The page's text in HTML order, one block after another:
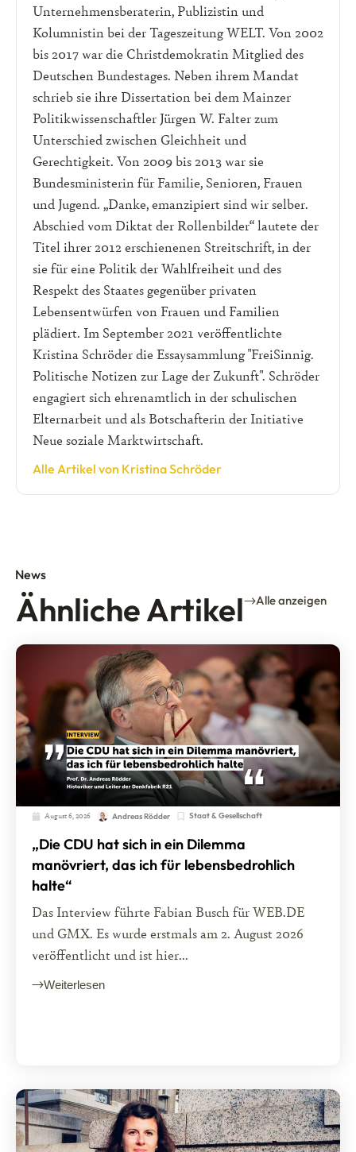
Unternehmensberaterin, Publizistin und
Kolumnistin bei der Tageszeitung WELT. Von 2002
bis 2017 war die Christdemokratin Mitglied des
Deutschen Bundestages. Neben ihrem Mandat
schrieb sie ihre Dissertation bei dem Mainzer
Politikwissenschaftler Jürgen W. Falter zum
Unterschied zwischen Gleichheit und
Gerechtigkeit. Von 2009 bis 2013 war sie
Bundesministerin für Familie, Senioren, Frauen
und Jugend. „Danke, emanzipiert sind wir selber.
Abschied vom Diktat der Rollenbilder“ lautete der
Titel ihrer 2012 erschienenen Streitschrift, in der
sie für eine Politik der Wahlfreiheit und des
Respekt des Staates gegenüber privaten
Lebensentwürfen von Frauen und Familien
plädiert. Im September 2021 veröffentlichte
Kristina Schröder die Essaysammlung "FreiSinnig.
Politische Notizen zur Lage der Zukunft". Schröder
engagiert sich ehrenamtlich in der schulischen
Elternarbeit und als Botschafterin der Initiative
Neue soziale Marktwirtschaft.
Alle Artikel von Kristina Schröder
News
Ähnliche Artikel Alle anzeigen
August 6, 2026 Andreas Rödder Staat & Gesellschaft
„Die CDU hat sich in ein Dilemma
manövriert, das ich für lebensbedrohlich
halte“
Das Interview führte Fabian Busch für WEB.DE
und GMX. Es wurde erstmals am 2. August 2026
veröffentlicht und ist hier...
Weiterlesen